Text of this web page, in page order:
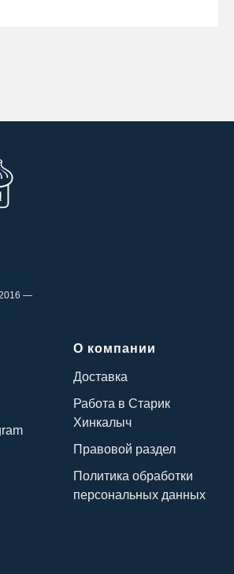
—
О компании
Доставка
Работа в Старик
Хинкалыч
Правовой раздел
Политика обработки
персональных данных